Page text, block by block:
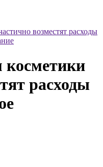
возместят расходы
косметики
расходы